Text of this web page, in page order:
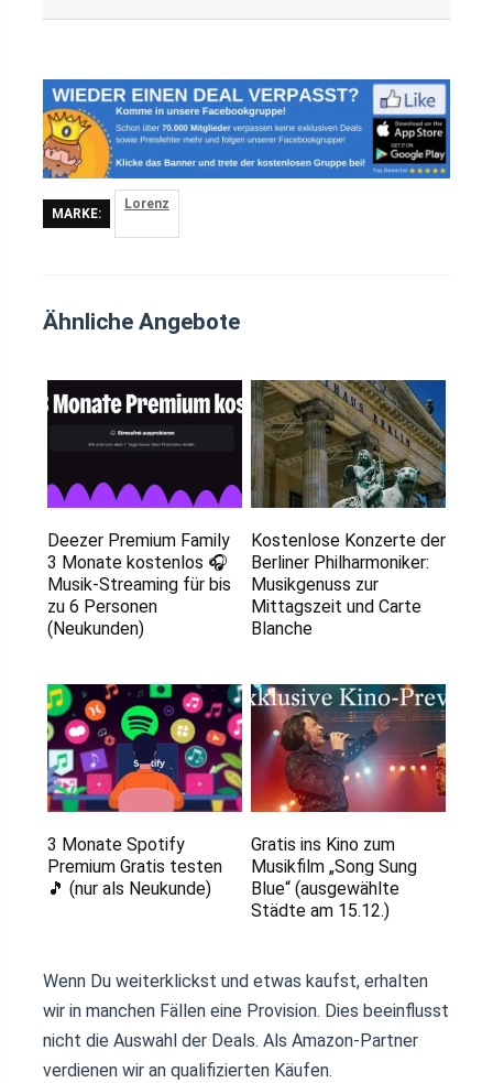
MARKE:
Lorenz
Ähnliche Angebote
Deezer Premium Family
3 Monate kostenlos 🎧
Musik-Streaming für bis
zu 6 Personen
(Neukunden)
Kostenlose Konzerte der
Berliner Philharmoniker:
Musikgenuss zur
Mittagszeit und Carte
Blanche
3 Monate Spotify
Premium Gratis testen
🎵 (nur als Neukunde)
Gratis ins Kino zum
Musikfilm „Song Sung
Blue“ (ausgewählte
Städte am 15.12.)
Wenn Du weiterklickst und etwas kaufst, erhalten
wir in manchen Fällen eine Provision. Dies beeinflusst
nicht die Auswahl der Deals. Als Amazon-Partner
verdienen wir an qualifizierten Käufen.